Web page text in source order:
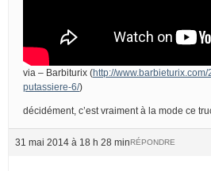
via – Barbiturix (http://
putassiere-6/)
décidément, c’est vraiment à la mode ce
31 mai 2014 à 18 h 28 minRÉPONDRE